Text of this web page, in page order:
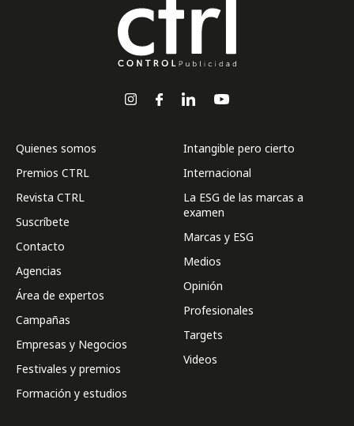
Quienes somos
Premios CTRL
Revista CTRL
Suscríbete
Contacto
Agencias
Área de expertos
Campañas
Empresas y Negocios
Festivales y premios
Formación y estudios
Intangible pero cierto
Internacional
La ESG de las marcas a
examen
Marcas y ESG
Medios
Opinión
Profesionales
Targets
Videos